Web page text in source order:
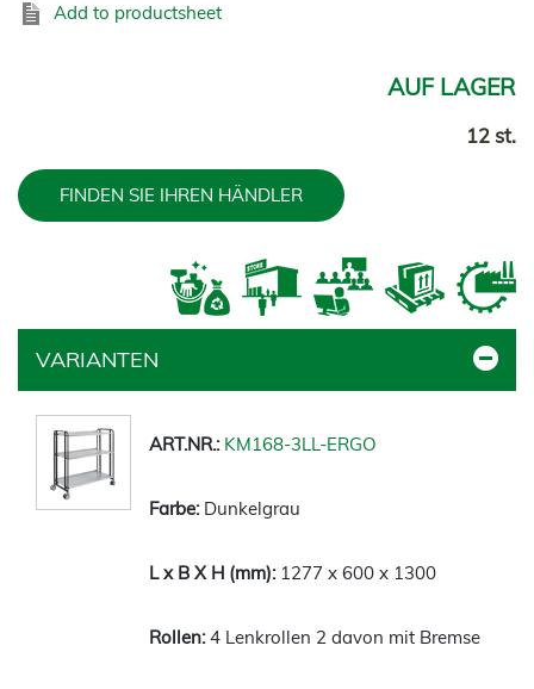
Add to productsheet
AUF LAGER
12 st.
FINDEN SIE IHREN HÄNDLER
VARIANTEN
KM168-3LL-ERGO
Dunkelgrau
1277 x 600 x 1300
4 Lenkrollen 2 davon mit Bremse